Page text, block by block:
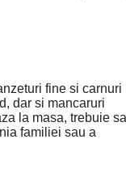
fine si carnuri
dar si mancaruri
la masa, trebuie sa
familiei sau a